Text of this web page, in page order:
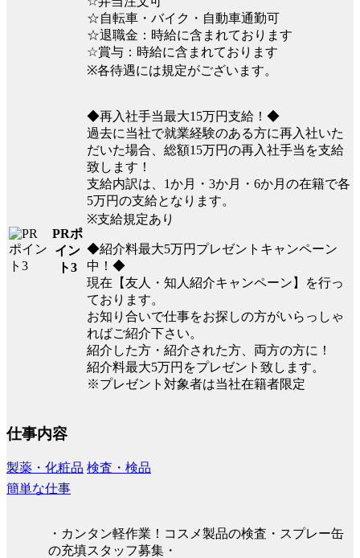
☆自転車・バイク・自動車通勤可
☆退職金：時給に含まれております
☆賞与：時給に含まれております
※各待遇には規定がございます。
PRポ
イン
ト3
◆再入社手当最大15万円支給！◆
過去に当社で就業経験のある方に再入社いた
だいた場合、総額15万円の再入社手当を支給
致します！
支給内訳は、1か月・3か月・6か月の在籍で各
5万円の支給となります。
※支給規定あり
◆紹介料最大5万円プレゼントキャンペーン
中！◆
現在【友人・知人紹介キャンペーン】を行っ
ております。
お知り合いで仕事をお探しの方がいらっしゃ
ればご紹介下さい。
紹介した方・紹介された方、両方の方に！
紹介料最大5万円をプレゼント致します。
※プレゼント対象者は当社在籍者限定
仕事内容
製薬・化粧品 検査・検品
簡単な仕事
・カンタン軽作業！コスメ製品の検査・スプレー缶
の充填スタッフ募集・